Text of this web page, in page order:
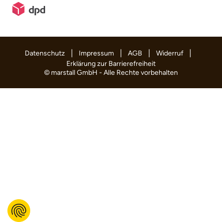
© marstall GmbH - Alle Rechte vorbehalten
Datenschutz | Impressum | AGB | Widerruf |
Erklärung zur Barrierefreiheit